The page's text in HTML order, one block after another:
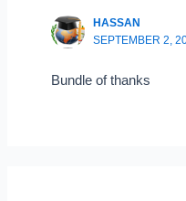
HASSAN
SEPTEMBER 2,
Bundle of thanks